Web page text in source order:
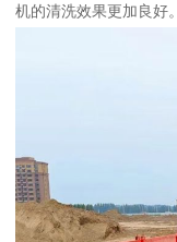
机的清洗效果更加良好。